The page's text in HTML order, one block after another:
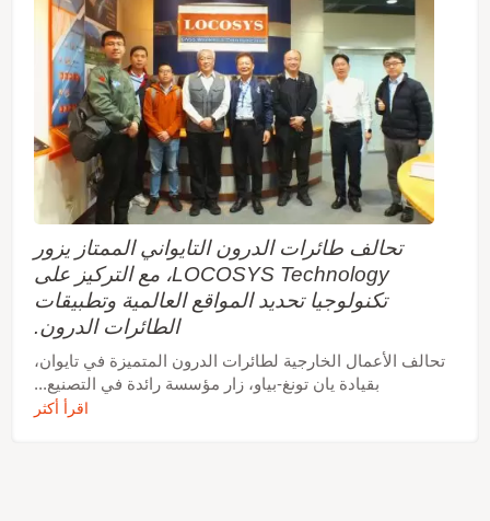
تحالف طائرات الدرون التايواني الممتاز يزور
LOCOSYS Technology، مع التركيز على
تكنولوجيا تحديد المواقع العالمية وتطبيقات
الطائرات الدرون.
تحالف الأعمال الخارجية لطائرات الدرون المتميزة في تايوان،
بقيادة يان تونغ-بياو، زار مؤسسة رائدة في التصنيع...
اقرأ أكثر